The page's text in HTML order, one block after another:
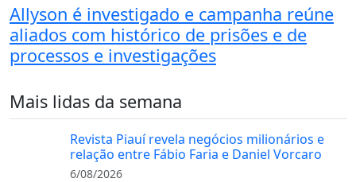
Allyson é investigado e campanha reúne
aliados com histórico de prisões e de
processos e investigações
Mais lidas da semana
Revista Piauí revela negócios milionários e
relação entre Fábio Faria e Daniel Vorcaro
6/08/2026